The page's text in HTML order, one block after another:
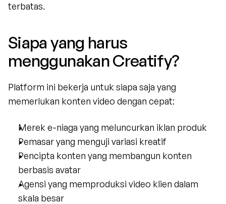
terbatas.
Siapa yang harus
menggunakan Creatify?
Platform ini bekerja untuk siapa saja yang
memerlukan konten video dengan cepat:
Merek e-niaga yang meluncurkan iklan produk
Pemasar yang menguji variasi kreatif
Pencipta konten yang membangun konten
berbasis avatar
Agensi yang memproduksi video klien dalam
skala besar